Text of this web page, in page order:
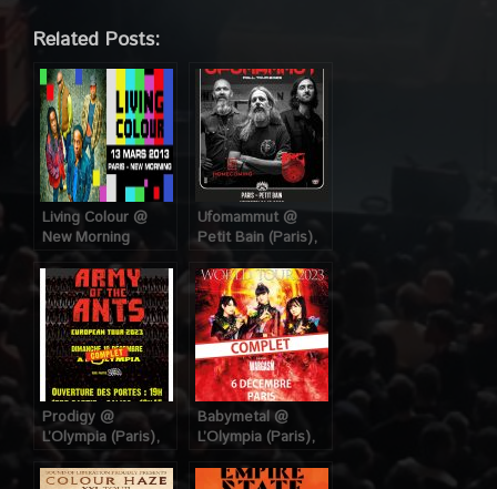
Related Posts:
Living Colour @
New Morning
2013
Ufomammut @
Petit Bain (Paris),
le 1er Décembre
2023
Prodigy @
L’Olympia (Paris),
le 10 Décembre
2023
Babymetal @
L’Olympia (Paris),
le 6 Décembre
2023